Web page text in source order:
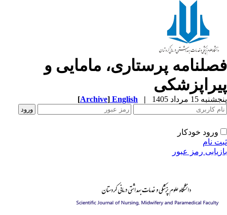
پرستاری، مامایی و
15 مرداد 1405 |
English
[Archive]
ورود خودکار
نام
رمز عبور